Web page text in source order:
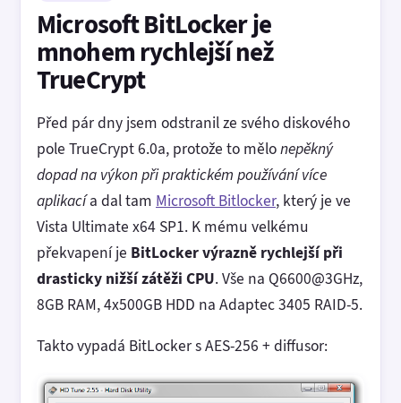
Microsoft BitLocker je
mnohem rychlejší než
TrueCrypt
Před pár dny jsem odstranil ze svého diskového
pole TrueCrypt 6.0a, protože to mělonepěkný
dopad na výkon při praktickém používání více
aplikacía dal tam Microsoft Bitlocker, který je ve
Vista Ultimate x64 SP1. K mému velkému
překvapení je BitLocker výrazně rychlejší při
drasticky nižší zátěži CPU. Vše na Q6600@3GHz,
8GB RAM, 4x500GB HDD na Adaptec 3405 RAID-5.
Takto vypadá BitLocker s AES-256 + diffusor: